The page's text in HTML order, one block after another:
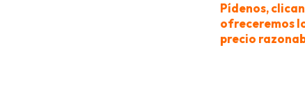
Pídenos,
ofreceremos
precio